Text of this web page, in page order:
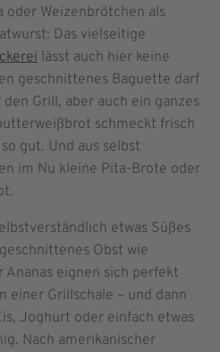
oder Weizenbrötchen als
Das vielseitige
lässt auch hier keine
geschnittenes Baguette darf
Grill, aber auch ein ganzes
schmeckt frisch
gut. Und aus selbst
im Nu kleine Pita-Brote oder
etwas Süßes
Obst wie
eignen sich perfekt
einer Grillschale – und dann
Joghurt oder einfach etwas
Nach amerikanischer